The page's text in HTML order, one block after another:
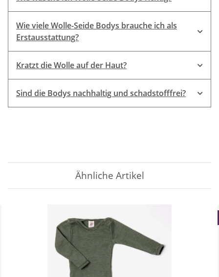
Nutze den Wollwaschgang deiner Maschine
Hand.
Verwende unbedingt ein ökologisches
Wie viele Wolle-Seide Bodys brauche ich als
Erstausstattung?
Kratzt die Wolle auf der Haut?
Sind die Bodys nachhaltig und schadstofffrei?
Ähnliche Artikel